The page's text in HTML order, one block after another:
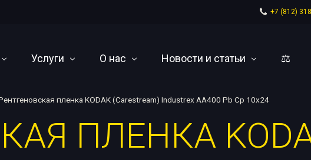
+7 (812)
аппараты
потенциала
Услуги
Cервисное обслуживание и ремонт
Оснащение лабораторий
О нас
О компании
Оплата, доставка и гарантия
Новости и статьи
Научно-технический отдел
События
⚖
пленка KODAK (Carestream) Industrex AA400 Pb Cp 10х24
ПЛЕНКА